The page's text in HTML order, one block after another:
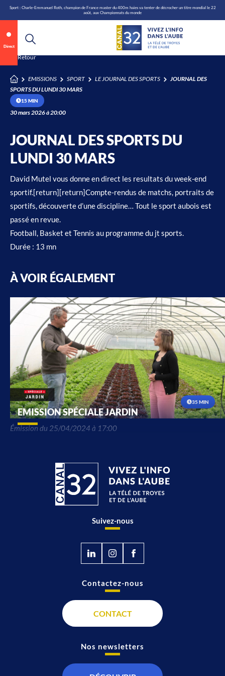
Aller
au
contenu
Sport : Charle-Emmanuel Roth, champion de France master du 400m haies va tenter de décrocher un titre mondial le 22
août, aux Championnats du monde
Direct
Retour
EMISSIONS SPORT LE JOURNAL DES SPORTS
JOURNAL DES
SPORTS DU LUNDI 30 MARS
0:05 / 0:12
Annonce 1 sur 2 canal32.fr
15 MIN
30 mars 2026 à 20:00
JOURNAL DES SPORTS DU
LUNDI 30 MARS
David Mutel vous donne en direct les resultats du week-end
sportif.[return][return]Compte-rendus de matchs, portraits de
sportifs, découverte d’une discipline… Tout le sport aubois est
passé en revue.
Football, Basket et Tennis au programme du jt sports.
Durée : 13 mn
À VOIR ÉGALEMENT
35 MIN
EMISSION SPÉCIALE JARDIN
Émission du 25/04/2024 à 17:00
Suivez-nous
Contactez-nous
CONTACT
Nos newsletters